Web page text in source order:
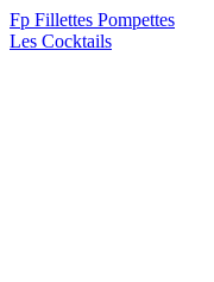
Fp Fillettes Pompettes
Les Cocktails